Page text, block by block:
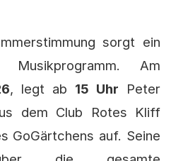
sorgt ein
Musikprogramm. Am
, legt ab 15 Uhr Peter
dem Club Rotes Kliff
GoGärtchens auf. Seine